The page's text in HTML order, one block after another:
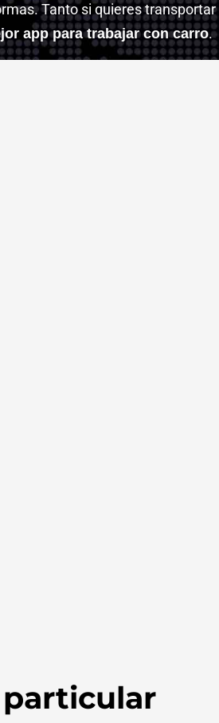
Tanto si quieres
app para trabajar con carro.